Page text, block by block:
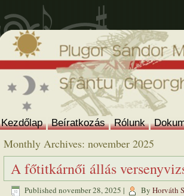
Kezdőlap Beíratkozás Rólunk
Monthly Archives: november 2025
A főtitkárnői állás
Published november 28, 2025 | By Horváth